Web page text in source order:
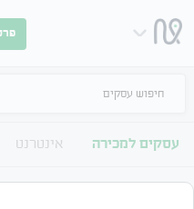
חיפוש עסקים
עסקים למכירה אינטרנט